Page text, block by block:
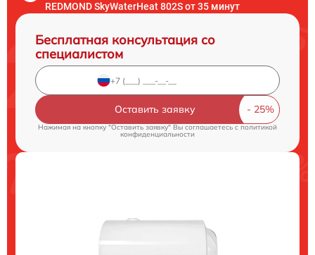
REDMOND SkyWaterHeat 802S от 35 минут
Бесплатная консультация со
специалистом
Оставить заявку
Нажимая на кнопку "Оставить заявку" Вы соглашаетесь c политикой
конфиденциальности